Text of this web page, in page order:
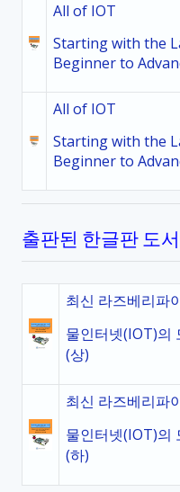
All of IOT
Starting with the
Beginner to
All of IOT
Starting with the
Beginner to
출판된 한글판 도서
최신 라즈베리파
물인터넷(IOT)의
(상)
최신 라즈베리파
물인터넷(IOT)의
(하)